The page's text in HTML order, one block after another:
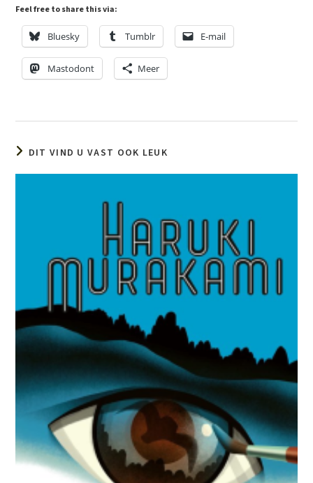
Feel free to share this via:
Bluesky Tumblr E-mail
Mastodont Meer
DIT VIND U VAST OOK LEUK